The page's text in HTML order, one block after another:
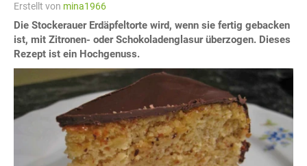
Erstellt von mina1966
Die Stockerauer Erdäpfeltorte wird, wenn sie fertig gebacken
ist, mit Zitronen- oder Schokoladenglasur überzogen. Dieses
Rezept ist ein Hochgenuss.